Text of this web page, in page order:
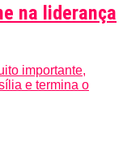
na liderança
importante,
e termina o